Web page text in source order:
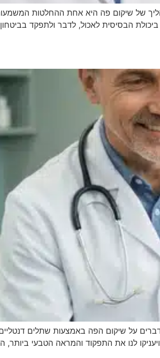
של שיקום פה היא אחת ההחלטות
הבסיסית לאכול, לדבר ולתפקד
על שיקום הפה באמצעות שתלים דנטליים,
לנו את התפקוד והמראה הטבעי ביותר,